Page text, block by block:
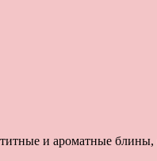
и ароматные блины,